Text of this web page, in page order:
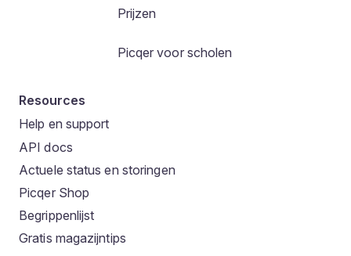
Prijzen
Picqer voor scholen
Resources
Help en support
API docs
Actuele status en storingen
Picqer Shop
Begrippenlijst
Gratis magazijntips